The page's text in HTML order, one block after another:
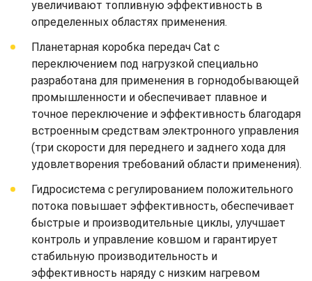
увеличивают топливную эффективность в
определенных областях применения.
Планетарная коробка передач Cat с
переключением под нагрузкой специально
разработана для применения в горнодобывающей
промышленности и обеспечивает плавное и
точное переключение и эффективность благодаря
встроенным средствам электронного управления
(три скорости для переднего и заднего хода для
удовлетворения требований области применения).
Гидросистема с регулированием положительного
потока повышает эффективность, обеспечивает
быстрые и производительные циклы, улучшает
контроль и управление ковшом и гарантирует
стабильную производительность и
эффективность наряду с низким нагревом